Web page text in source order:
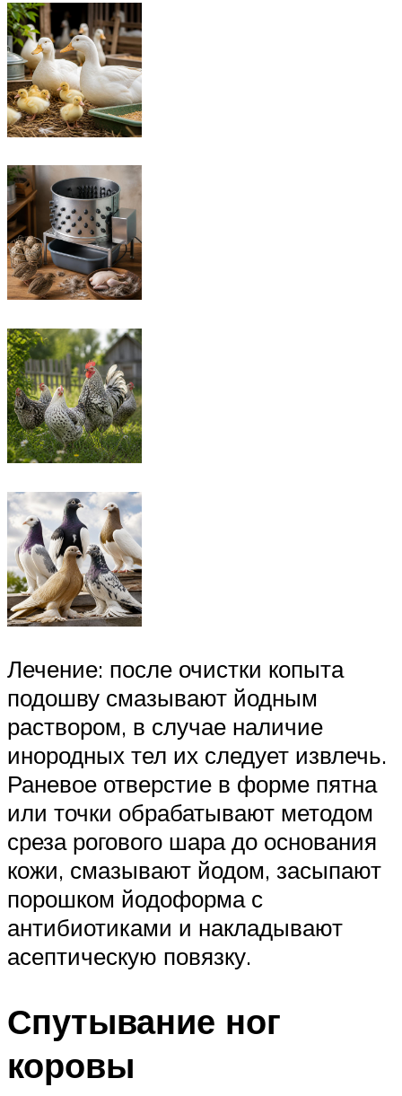
Лечение: после очистки копыта
подошву смазывают йодным
раствором, в случае наличие
инородных тел их следует извлечь.
Раневое отверстие в форме пятна
или точки обрабатывают методом
среза рогового шара до основания
кожи, смазывают йодом, засыпают
порошком йодоформа с
антибиотиками и накладывают
асептическую повязку.
Спутывание ног
коровы